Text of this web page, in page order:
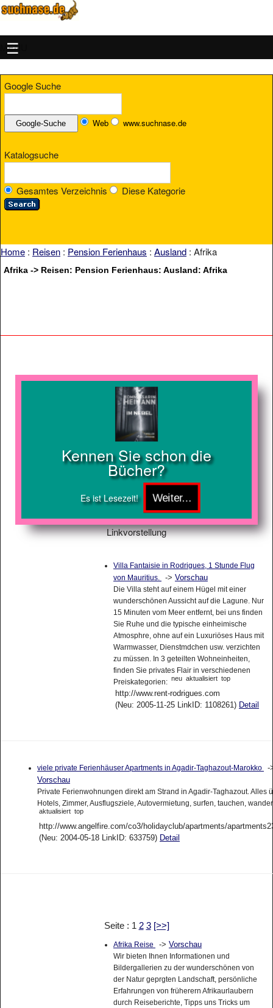
MENU
Google Suche
Web www.suchnase.de
Katalogsuche
Gesamtes Verzeichnis Diese Kategorie
Home : Reisen : Pension Ferienhaus : Ausland : Afrika
Afrika -> Reisen: Pension Ferienhaus: Ausland: Afrika
Kennen Sie schon die
Bücher?
Es ist Lesezeit!
Linkvorstellung
Villa Fantaisie in Rodrigues, 1 Stunde Flug
von Mauritius.
-> Vorschau
Die Villa steht auf einem Hügel mit einer
wunderschönen Aussicht auf die Lagune. Nur
15 Minuten vom Meer entfernt, bei uns finden
Sie Ruhe und die typische einheimische
Atmosphre, ohne auf ein Luxuriöses Haus mit
Warmwasser, Dienstmdchen usw. verzichten
zu müssen. In 3 geteilten Wohneinheiten,
finden Sie privates Flair in verschiedenen
Preiskategorien: neu aktualisiert top
http://www.rent-rodrigues.com
(Neu: 2005-11-25 LinkID: 1108261) Detail
viele private Ferienhäuser Apartments in Agadir-Taghazout-Marokko
-
Vorschau
Private Ferienwohnungen direkt am Strand in Agadir-Taghazout. Alles
Hotels, Zimmer, Ausflugsziele, Autovermietung, surfen, tauchen,
aktualisiert top
http://www.angelfire.com/co3/holidayclub/apartments/
(Neu: 2004-05-18 LinkID: 633759) Detail
Seite : 1 2 3 [>>]
Afrika Reise -> Vorschau
Wir bieten Ihnen Informationen und
Bildergallerien zu der wunderschönen von
der Natur geprgten Landschaft, persönliche
Erfahrungen von früherern Afrikaurlaubern
durch Reiseberichte, Tipps uns Tricks um